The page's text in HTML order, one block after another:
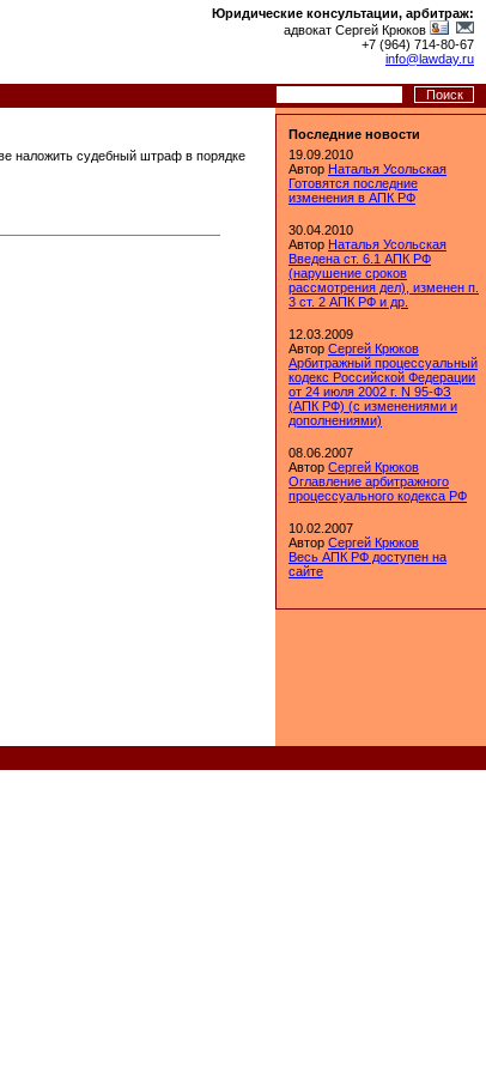
Юридические консультации, арбитраж:
адвокат Сергей Крюков
+7 (964) 714-80-67
info@lawday.ru
наложить судебный штраф в порядке
Последние новости
19.09.2010
Автор Наталья Усольская
Готовятся последние
изменения в АПК РФ
30.04.2010
Автор Наталья Усольская
Введена ст. 6.1 АПК РФ
(нарушение сроков
рассмотрения дел), изменен п.
3 ст. 2 АПК РФ и др.
12.03.2009
Автор Сергей Крюков
Арбитражный процессуальный
кодекс Российской Федерации
от 24 июля 2002 г. N 95-ФЗ
(АПК РФ) (с изменениями и
дополнениями)
08.06.2007
Автор Сергей Крюков
Оглавление арбитражного
процессуального кодекса РФ
10.02.2007
Автор Сергей Крюков
Весь АПК РФ доступен на
сайте